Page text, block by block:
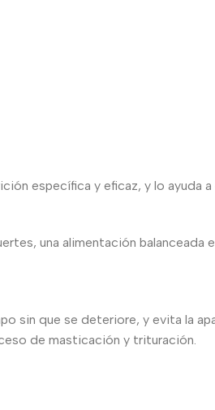
específica y eficaz, y lo ayuda
una alimentación
sin que se deteriore, y evita la
de masticación y trituración.